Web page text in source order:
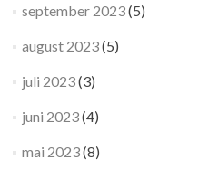
september 2023(5)
august 2023(5)
juli 2023(3)
juni 2023(4)
mai 2023(8)